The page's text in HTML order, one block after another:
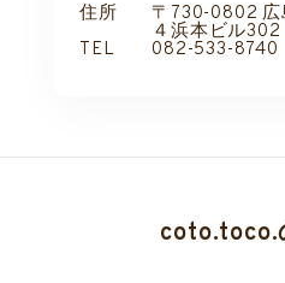
住所 〒730-0802 広
４浜本ビル302
TEL 082-533-8740
coto.toco.